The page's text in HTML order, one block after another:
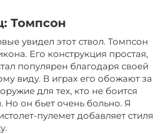
Томпсон
увидел этот ствол. Томпсон
Его конструкция простая,
популярен благодаря своей
виду. В играх его обожают за
для тех, кто не боится
он бьет очень больно. Я
пулемет добавляет стиля